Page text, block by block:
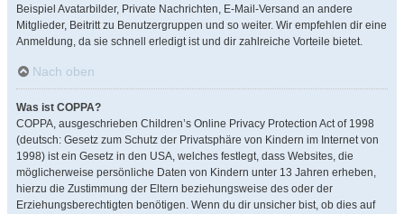
Beispiel Avatarbilder, Private Nachrichten, E-Mail-Versand an andere
Mitglieder, Beitritt zu Benutzergruppen und so weiter. Wir empfehlen dir eine
Anmeldung, da sie schnell erledigt ist und dir zahlreiche Vorteile bietet.
Nach oben
Was ist COPPA?
COPPA, ausgeschrieben Children’s Online Privacy Protection Act of 1998
(deutsch: Gesetz zum Schutz der Privatsphäre von Kindern im Internet von
1998) ist ein Gesetz in den USA, welches festlegt, dass Websites, die
möglicherweise persönliche Daten von Kindern unter 13 Jahren erheben,
hierzu die Zustimmung der Eltern beziehungsweise des oder der
Erziehungsberechtigten benötigen. Wenn du dir unsicher bist, ob dies auf